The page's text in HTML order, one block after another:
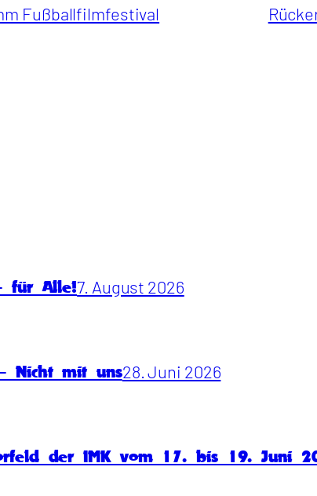
Fußballfilmfestival
für Alle!7. August 2026
Nicht mit uns28. Juni 2026
der IMK vom 17. bis 19. Juni